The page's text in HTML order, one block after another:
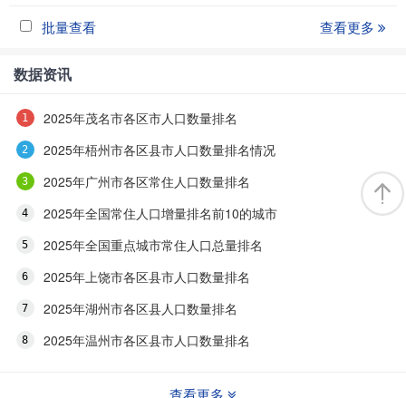
批量查看 查看更多
数据资讯
2025年茂名市各区市人口数量排名
2025年梧州市各区县市人口数量排名情况
2025年广州市各区常住人口数量排名
2025年全国常住人口增量排名前10的城市
2025年全国重点城市常住人口总量排名
2025年上饶市各区县市人口数量排名
2025年湖州市各区县人口数量排名
2025年温州市各区县市人口数量排名
查看更多